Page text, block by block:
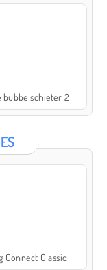
bubbelschieter 2
Connect Classic